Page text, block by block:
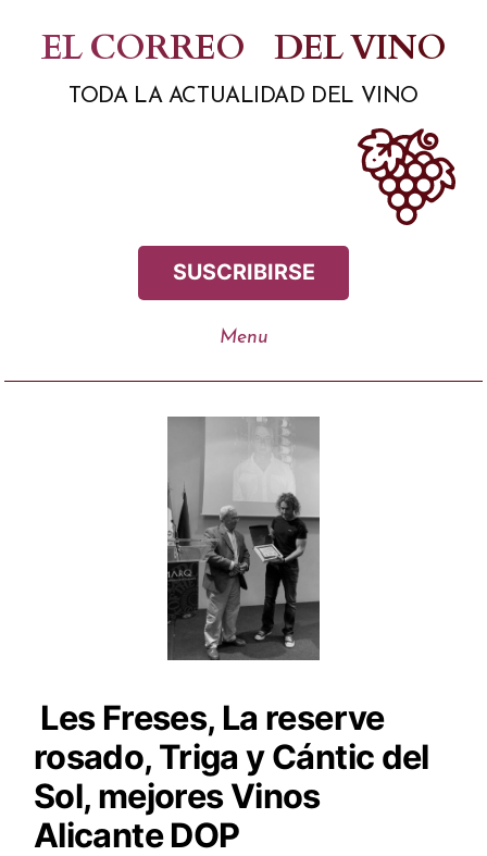
contenido
EL CORREO DEL VINO
TODA LA ACTUALIDAD DEL VINO
SUSCRIBIRSE
Les Freses, La reserve
rosado, Triga y Cántic del
Sol, mejores Vinos
Alicante DOP